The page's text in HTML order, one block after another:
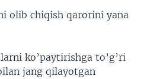
olib chiqish qarorini yana
ko’paytirishga to’g’ri
jang qilayotgan